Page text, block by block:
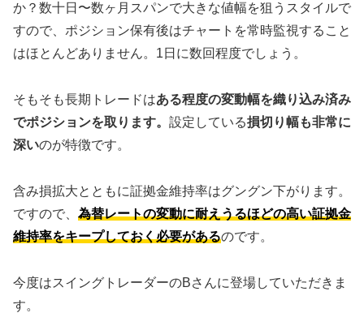
か？数十日〜数ヶ月スパンで大きな値幅を狙うスタイルで
すので、ポジション保有後はチャートを常時監視すること
はほとんどありません。1日に数回程度でしょう。
そもそも長期トレードはある程度の変動幅を織り込み済み
でポジションを取ります。 設定している損切り幅も非常に
深いのが特徴です。
含み損拡大とともに証拠金維持率はグングン下がります。
ですので、 為替レートの変動に耐えうるほどの高い証拠金
維持率をキープしておく必要があるのです。
今度はスイングトレーダーのBさんに登場していただきま
す。